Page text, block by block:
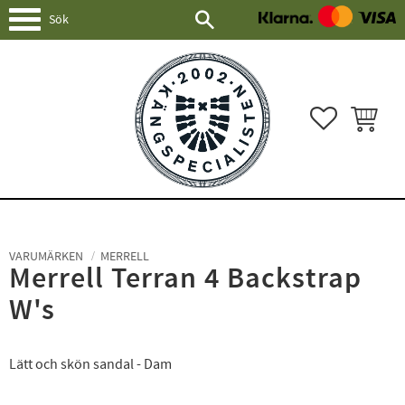
Meny
FAVORITER
VARUMÄRKEN MERRELL
Merrell Terran 4 Backstrap
W's
Lätt och skön sandal - Dam